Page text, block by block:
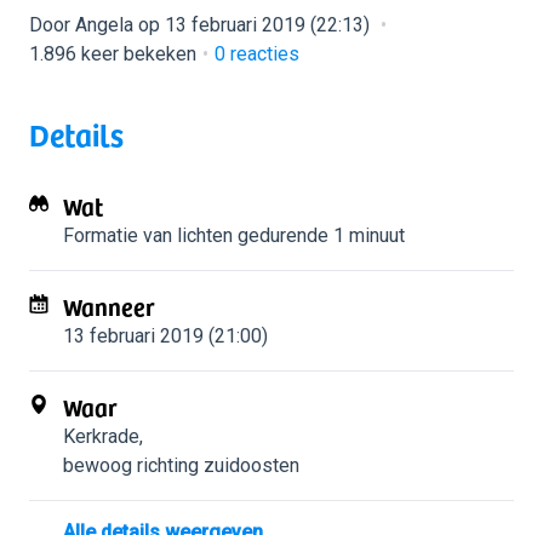
Door Angela op 13 februari 2019 (22:13)
1.896 keer bekeken
0 reacties
Details
Wat
Formatie van lichten gedurende 1 minuut
Wanneer
13 februari 2019 (21:00)
Waar
Kerkrade,
bewoog richting zuidoosten